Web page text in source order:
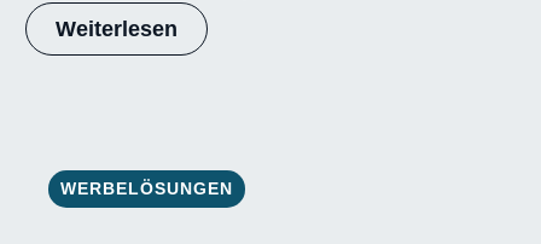
Weiterlesen
WERBELÖSUNGEN